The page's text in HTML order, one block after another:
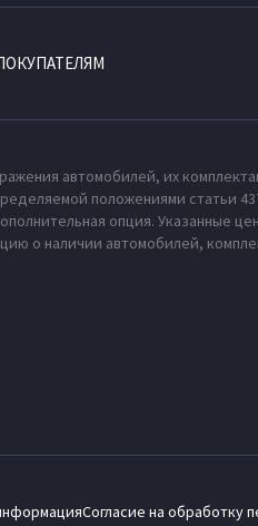
автомобилей, их
положениями статьи
опция. Указанные
о наличии автомобилей,
Согласие на обработку